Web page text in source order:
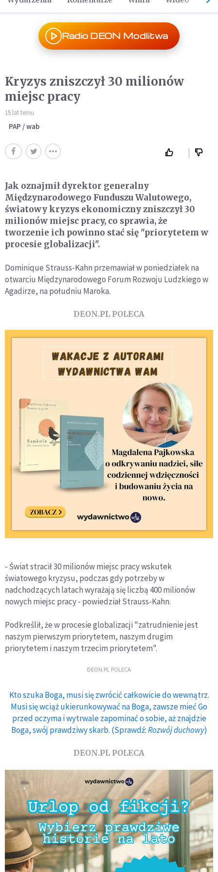
Radio DEON Modlitwa
Kryzys zniszczył 30 milionów
miejsc pracy
15 lat temu
PAP / wab
Jak oznajmił dyrektor generalny
Międzynarodowego Funduszu Walutowego,
światowy kryzys ekonomiczny zniszczył 30
milionów miejsc pracy, co sprawia, że
tworzenie ich powinno stać się "priorytetem w
procesie globalizacji".
Dominique Strauss-Kahn przemawiał w poniedziałek na
otwarciu Międzynarodowego Forum Rozwoju Ludzkiego w
Agadirze, na południu Maroka.
DEON.PL POLECA
- Świat stracił 30 milionów miejsc pracy wskutek
światowego kryzysu, podczas gdy potrzeby w
nadchodzących latach wyrażają się liczbą 400 milionów
nowych miejsc pracy - powiedział Strauss-Kahn.
Podkreślił, że w procesie globalizacji "zatrudnienie jest
naszym pierwszym priorytetem, naszym drugim
priorytetem i naszym trzecim priorytetem".
DEON.PL POLECA
Kto szuka Boga, musi się zwrócić całkowicie do wewnątrz.
Musi się wciąż ukierunkowywać na Boga, zawsze mieć Go
przed oczyma i wytrwale zapominać o sobie, aż znajdzie
Boga, swój prawdziwy skarb. (Sprawdź:Rozwój duchowy)
DEON.PL POLECA